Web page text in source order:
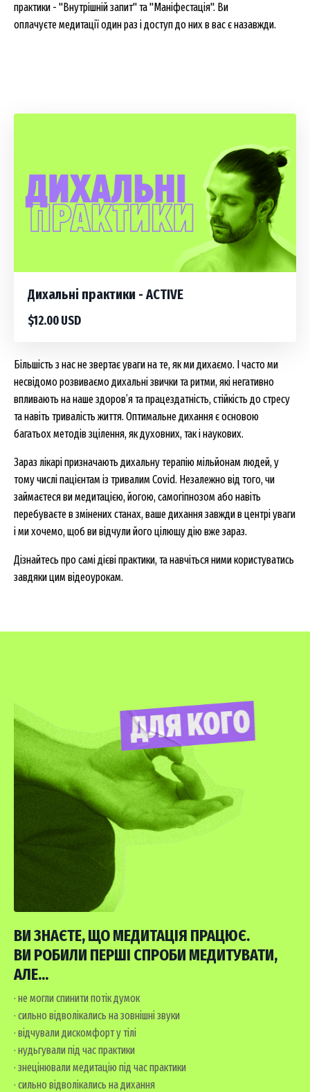
практики - "Внутрішній запит" та "Маніфестація". Ви
оплачуєте медитації один раз і доступ до них в вас є назавжди.
Дихальні практики - ACTIVE
$12.00 USD
Більшість з нас не звертає уваги на те, як ми дихаємо. І часто ми
несвідомо розвиваємо дихальні звички та ритми, які негативно
впливають на наше здоров’я та працездатність, стійкість до стресу
та навіть тривалість життя. Оптимальне дихання є основою
багатьох методів зцілення, як духовних, так і наукових.
Зараз лікарі призначають дихальну терапію мільйонам людей, у
тому числі пацієнтам із тривалим Covid. Незалежно від того, чи
займаєтеся ви медитацією, йогою, самогіпнозом або навіть
перебуваєте в змінених станах, ваше дихання завжди в центрі уваги
і ми хочемо, щоб ви відчули його цілющу дію вже зараз.
Дізнайтесь про самі дієві практики, та навчіться ними користуватись
завдяки цим відеоурокам.
ВИ ЗНАЄТЕ, ЩО МЕДИТАЦІЯ ПРАЦЮЄ.
ВИ РОБИЛИ ПЕРШІ СПРОБИ МЕДИТУВАТИ,
АЛЕ...
· не могли спинити потік думок
· сильно відволікались на зовнішні звуки
· відчували дискомфорт у тілі
· нудьгували під час практики
· знецінювали медитацію під час практики
· сильно відволікались на дихання